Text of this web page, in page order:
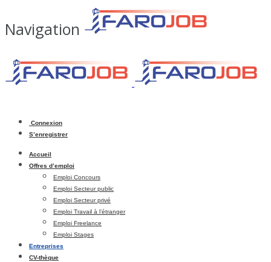
Navigation
Connexion
S’enregistrer
Accueil
Offres d’emploi
Emploi Concours
Emploi Secteur public
Emploi Secteur privé
Emploi Travail à l’étranger
Emploi Freelance
Emploi Stages
Entreprises
CV-thèque